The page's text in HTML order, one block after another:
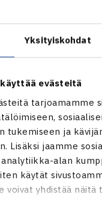
Yksityiskohdat
evästeitä
tarjoamamme
tukemiseen ja
Lisäksi jaamme
analytiikka-alan
käytät
voivat yhdistää näitä
Heliövaara/Deny
verkossa
verkkosivut